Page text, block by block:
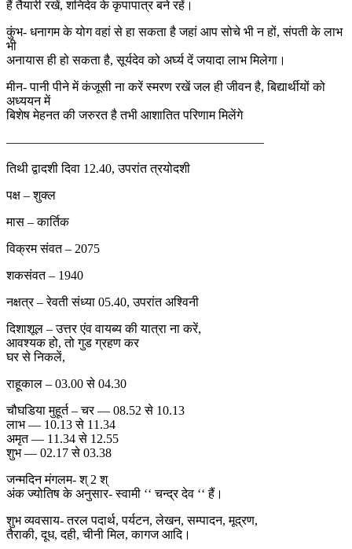
हैं तैयारी रखें, शनिदेव के कृपापात्र बने रहें।
कुंभ- धनागम के योग वहां से हा सकता है जहां आप सोचे भी न हों, संपती के लाभ
भी
अनायास ही हो सकता है, सूर्यदेव को अर्घ्य दें जयादा लाभ मिलेगा।
मीन- पानी पीने में कंजूसी ना करें स्मरण रखें जल ही जीवन है, बिद्यार्थीयों को
अध्ययन में
बिशेष मेहनत की जरुरत है तभी आशातित परिणाम मिलेंगे
————————————————————–
तिथी द्वादशी दिवा 12.40, उपरांत त्रयोदशी
पक्ष – शुक्ल
मास – कार्तिक
विक्रम संवत – 2075
शकसंवत – 1940
नक्षत्र – रेवती संध्या 05.40, उपरांत अश्विनी
दिशाशूल – उत्तर एंव वायब्य की यात्रा ना करें,
आवश्यक हो, तो गुड ग्रहण कर
घर से निकलें,
राहूकाल – 03.00 से 04.30
चौघडिया मुहूर्त – चर — 08.52 से 10.13
लाभ — 10.13 से 11.34
अमृत — 11.34 से 12.55
शुभ — 02.17 से 03.38
जन्मदिन मंगलम- श् 2 श्
अंक ज्योतिष के अनुसार- स्वामी ‘‘ चन्द्र देव ‘‘ हैं।
शुभ व्यवसाय- तरल पदार्थ, पर्यटन, लेखन, सम्पादन, मूद्रण,
तैराकी, दूध, दही, चीनी मिल, कागज आदि।